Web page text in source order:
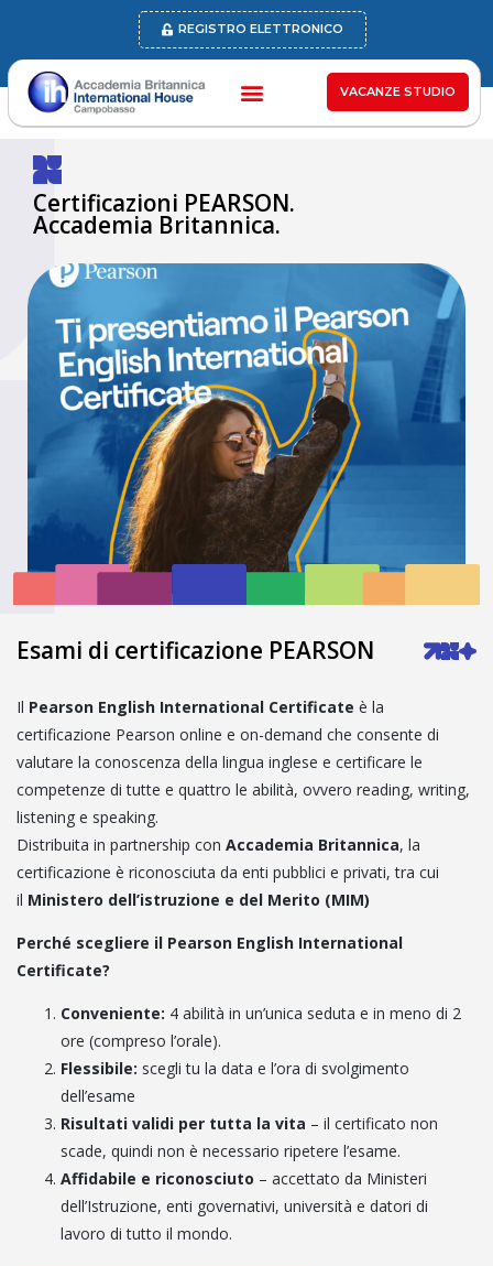
REGISTRO ELETTRONICO
VACANZE STUDIO
Certificazioni PEARSON.
Accademia Britannica.
Esami di certificazione PEARSON
Il Pearson English International Certificate è la
certificazione Pearson online e on-demand che consente di
valutare la conoscenza della lingua inglese e certificare le
competenze di tutte e quattro le abilità, ovvero reading, writing,
listening e speaking.
Distribuita in partnership con Accademia Britannica, la
certificazione è riconosciuta da enti pubblici e privati, tra cui
il Ministero dell’istruzione e del Merito (MIM)
Perché scegliere il Pearson English International
Certificate?
Conveniente: 4 abilità in un’unica seduta e in meno di 2
ore (compreso l’orale).
Flessibile: scegli tu la data e l’ora di svolgimento
dell’esame
Risultati validi per tutta la vita – il certificato non
scade, quindi non è necessario ripetere l’esame.
Affidabile e riconosciuto – accettato da Ministeri
dell’Istruzione, enti governativi, università e datori di
lavoro di tutto il mondo.